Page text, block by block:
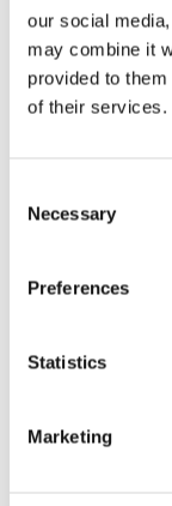
our social
may combine it
provided to
of their services.
Selection
Necessary
Preferences
Statistics
Marketing
PARA USO EXCLUSIVO
190,00 €